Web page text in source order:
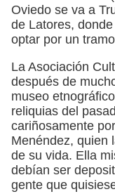
Oviedo se va a
de Latores,
optar por un
La Asociación
después de
museo
reliquias del
cariñosamente
Menéndez, quien
de su vida. Ella
debían ser
gente que